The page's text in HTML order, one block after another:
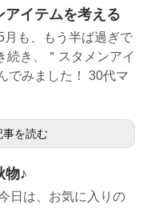
アイテムを考える
も、もう半ば過ぎで
続き、＂スタメンアイ
でみました！ 30代マ
事を読む
物♪
日は、お気に入りの